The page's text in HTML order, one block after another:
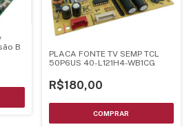
B
PLACA FONTE TV SEMP TCL
50P6US 40-L121H4-WB1CG
R$180,00